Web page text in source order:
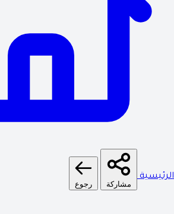
الرئيسية
مشاركة رجوع